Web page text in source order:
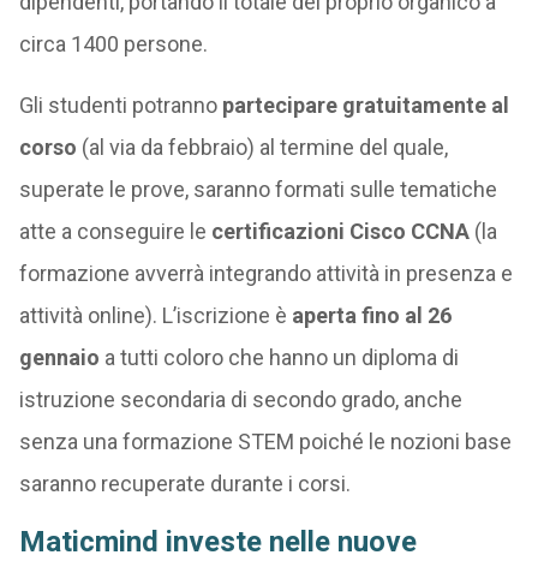
circa 1400 persone.
Gli studenti potrannopartecipare gratuitamente al
corso (al via da febbraio) al termine del quale,
superate le prove, saranno formati sulle tematiche
atte a conseguire le certificazioni Cisco CCNA(la
formazione avverrà integrando attività in presenza e
attività online). L’iscrizione è aperta fino al 26
gennaio a tutti coloro che hanno un diploma di
istruzione secondaria di secondo grado, anche
senza una formazione STEM poiché le nozioni base
saranno recuperate durante i corsi.
Maticmind investe nelle nuove